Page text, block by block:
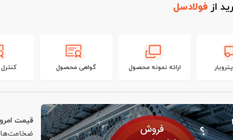
از فولادسل
ارائه نمونه محصول گواهی محصول
قیمت